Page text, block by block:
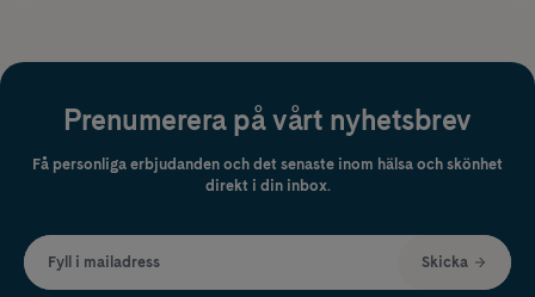
Prenumerera på vårt nyhetsbrev
Få personliga erbjudanden och det senaste inom hälsa och skönhet
direkt i din inbox.
Fyll i mailadress Skicka